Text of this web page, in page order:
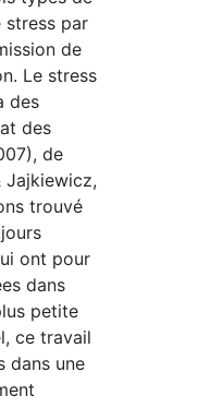
stress par
de
Le stress
des
des
de
Jajkiewicz,
trouvé
ont pour
dans
petite
ce travail
dans une